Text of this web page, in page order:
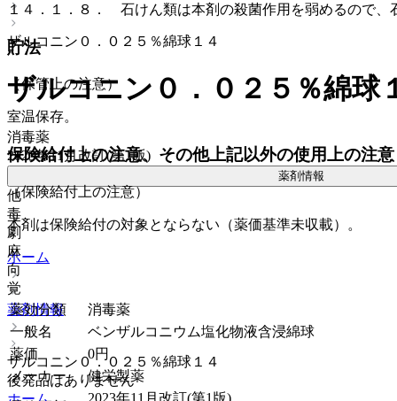
１４．１．８． 石けん類は本剤の殺菌作用を弱めるので、
貯法
（保管上の注意）
室温保存。
保険給付上の注意、その他上記以外の使用上の注意
（保険給付上の注意）
本剤は保険給付の対象とならない（薬価基準未収載）。
ホーム
薬剤情報
ザルコニン０．０２５％綿球１４
後発品はありません
ザルコニン０．０２５％綿球１４
ザルコニン０．０２５％綿球
消毒薬
2023年11月改訂(第1版)
薬剤情報
他
毒
劇
麻
向
覚
薬効分類
消毒薬
一般名
ベンザルコニウム塩化物液含浸綿球
薬価
0円
メーカー
健栄製薬
2023年11月改訂(第1版)